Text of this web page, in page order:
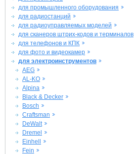
для промышленного оборудования
для радиостанций
для радиоуправляемых моделей
для сканеров штрих-кодов и терминалов
для телефонов и КПК
для фото и видеокамер
для электроинструментов
AEG
AL-KO
Alpina
Black & Decker
Bosch
Craftsman
DeWalt
Dremel
Einhell
Fein